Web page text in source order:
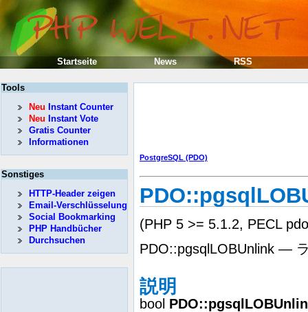
PostgreSQL (PDO)
(PHP 5 >= 5.1.2, PECL
PDO::pgsqlLOBUnlink —
説明
bool
Tools
Neu Instant Counter
Neu Instant Vote
Gratis Counter
Informationen
Sonstiges
HTTP-Header zeigen
Email-Verschlüsselung
Social Bookmarking
PHP Handbücher
Durchsuchen
Startseite News RSS